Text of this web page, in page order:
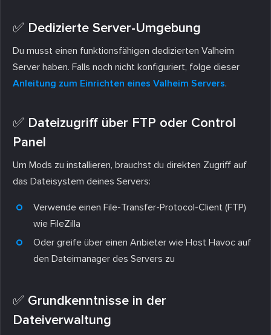
✅ Dedizierte Server-Umgebung
Du musst einen funktionsfähigen dedizierten Valheim
Server haben. Falls noch nicht konfiguriert, folge dieser
Anleitung zum Einrichten eines Valheim Servers.
✅ Dateizugriff über FTP oder Control
Panel
Um Mods zu installieren, brauchst du direkten Zugriff auf
das Dateisystem deines Servers:
Verwende einen File-Transfer-Protocol-Client (FTP)
wie FileZilla
Oder greife über einen Anbieter wie Host Havoc auf
den Dateimanager des Servers zu
✅ Grundkenntnisse in der
Dateiverwaltung